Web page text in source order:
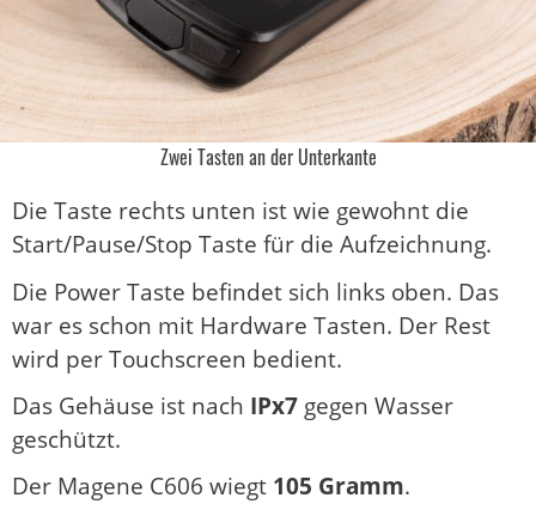
Zwei Tasten an der Unterkante
Die Taste rechts unten ist wie gewohnt die
Start/Pause/Stop Taste für die Aufzeichnung.
Die Power Taste befindet sich links oben. Das
war es schon mit Hardware Tasten. Der Rest
wird per Touchscreen bedient.
Das Gehäuse ist nach IPx7 gegen Wasser
geschützt.
Der Magene C606 wiegt 105 Gramm.